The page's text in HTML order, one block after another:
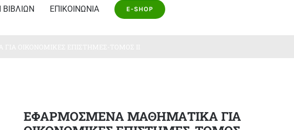
ΕΠΙΚΟΙΝΩΝΙΑ E-SHOP
ΕΦΑΡΜΟΣΜΕΝΑ ΜΑΘΗΜΑΤΙΚΑ ΓΙΑ